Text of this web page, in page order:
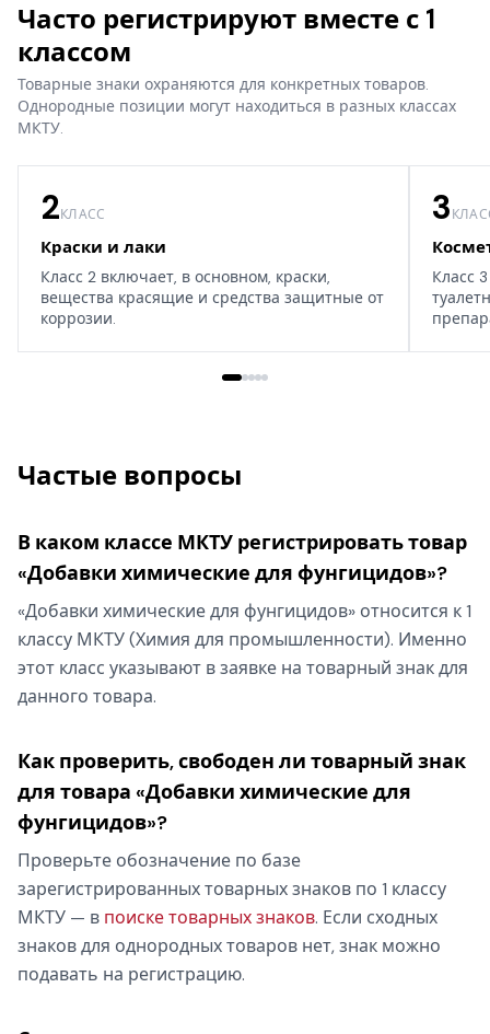
Часто регистрируют вместе с 1
классом
Товарные знаки охраняются для конкретных товаров.
Однородные позиции могут находиться в разных классах
МКТУ.
2КЛАСС
Краски и лаки
Класс 2 включает, в основном, краски,
вещества красящие и средства защитные от
коррозии.
3
Класс
Частые вопросы
В каком классе МКТУ регистрировать товар
«Добавки химические для фунгицидов»?
«Добавки химические для фунгицидов» относится к 1
классу МКТУ (Химия для промышленности). Именно
этот класс указывают в заявке на товарный знак для
данного товара.
Как проверить, свободен ли товарный знак
для товара «Добавки химические для
фунгицидов»?
Проверьте обозначение по базе
зарегистрированных товарных знаков по 1 классу
МКТУ — в поиске товарных знаков. Если сходных
знаков для однородных товаров нет, знак можно
подавать на регистрацию.